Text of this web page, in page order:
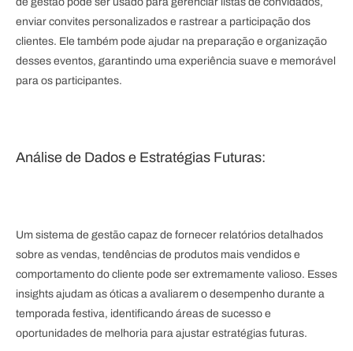
enviar convites personalizados e rastrear a participação dos
clientes. Ele também pode ajudar na preparação e organização
desses eventos, garantindo uma experiência suave e memorável
para os participantes.
Análise de Dados e Estratégias Futuras:
Um sistema de gestão capaz de fornecer relatórios detalhados
sobre as vendas, tendências de produtos mais vendidos e
comportamento do cliente pode ser extremamente valioso. Esses
insights ajudam as óticas a avaliarem o desempenho durante a
temporada festiva, identificando áreas de sucesso e
oportunidades de melhoria para ajustar estratégias futuras.